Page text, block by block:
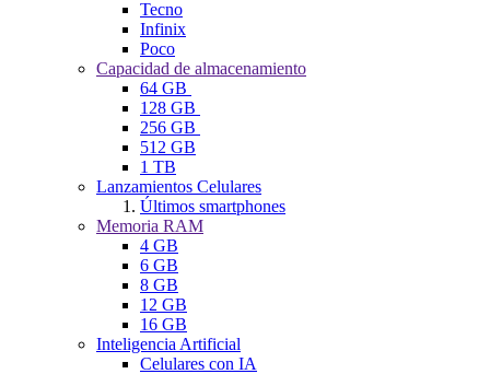
Tecno
Infinix
Poco
Capacidad de almacenamiento
64 GB
128 GB
256 GB
512 GB
1 TB
Lanzamientos Celulares
Últimos smartphones
Memoria RAM
4 GB
6 GB
8 GB
12 GB
16 GB
Inteligencia Artificial
Celulares con IA